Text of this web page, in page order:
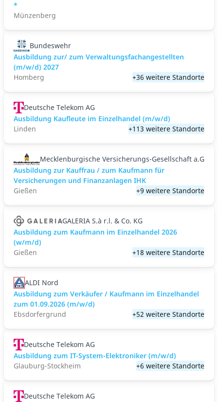
*
Münzenberg
Bundeswehr
Ausbildung zur/ zum Verwaltungsfachangestellten
(m/w/d) 2027
Homberg
+36 weitere Standorte
Deutsche Telekom AG
Ausbildung Kaufleute im Einzelhandel (m/w/d)
Linden
+113 weitere Standorte
Mecklenburgische Versicherungs-Gesellschaft a.G
Ausbildung zur Kauffrau / zum Kaufmann für
Versicherungen und Finanzanlagen IHK
Gießen
+9 weitere Standorte
GALERIA S.à r.l. & Co. KG
Ausbildung zum Kaufmann im Einzelhandel 2026
(w/m/d)
Gießen
+18 weitere Standorte
ALDI Nord
Ausbildung zum Verkäufer / Kaufmann im Einzelhandel
zum 01.09.2026 (m/w/d)
Ebsdorfergrund
+52 weitere Standorte
Deutsche Telekom AG
Ausbildung zum IT-System-Elektroniker (m/w/d)
Glauburg-Stockheim
+6 weitere Standorte
Deutsche Telekom AG